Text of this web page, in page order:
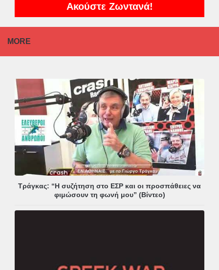
Ακούστε Ζωντανά!
MORE
Τράγκας: “Η συζήτηση στο ΕΣΡ και οι προσπάθειες να
φιμώσουν τη φωνή μου” (Βίντεο)